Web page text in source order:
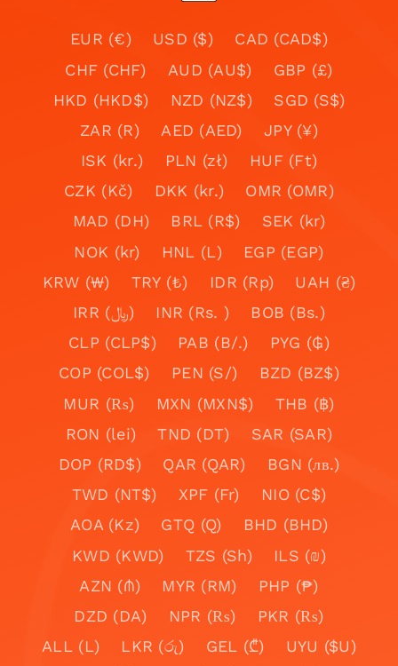
EUR (€) USD ($)
CAD (CAD$)
CHF (CHF)
AUD (AU$)
GBP (£)
HKD (HKD$)
NZD (NZ$)
SGD (S$)
ZAR (R)
AED (AED)
JPY (¥)
ISK (kr.)
PLN (zł)
HUF (Ft)
CZK (Kč)
DKK (kr.)
OMR (OMR)
MAD (DH)
BRL (R$)
SEK (kr)
NOK (kr)
HNL (L)
EGP (EGP)
KRW (₩)
TRY (₺) IDR (Rp)
UAH (₴)
IRR (﷼)
INR (Rs. )
BOB (Bs.)
CLP (CLP$)
PAB (B/.)
PYG (₲)
COP (COL$)
PEN (S/)
BZD (BZ$)
MUR (₨)
MXN (MXN$)
THB (฿)
RON (lei)
TND (DT)
SAR (SAR)
DOP (RD$)
QAR (QAR)
BGN (лв.)
TWD (NT$)
XPF (Fr)
NIO (C$)
AOA (Kz)
GTQ (Q)
BHD (BHD)
KWD (KWD)
TZS (Sh)
ILS (₪)
AZN (₼)
MYR (RM)
PHP (₱)
DZD (DA)
NPR (₨)
PKR (₨)
ALL (L)
LKR (රු) GEL (₾)
UYU ($U)